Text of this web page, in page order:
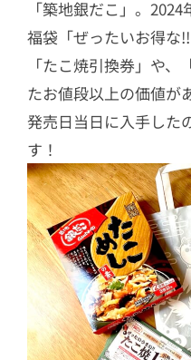
「築地銀だこ」。
福袋「ぜったいお得な
「たこ焼引換券」や
たお値段以上の価値が
発売日当日に入手した
す！